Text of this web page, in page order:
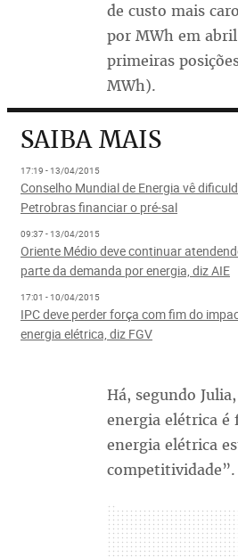
de custo mais
por MWh em
primeiras
MWh).
SAIBA MAIS
17:19 - 13/04/2015
Conselho Mundial de Energia vê
Petrobras financiar o pré-sal
09:37 - 13/04/2015
Oriente Médio deve continuar
parte da demanda por energia, diz AIE
17:01 - 10/04/2015
IPC deve perder força com fim do
energia elétrica, diz FGV
Há, segundo
energia elétrica é
energia elétrica
competitividade”.